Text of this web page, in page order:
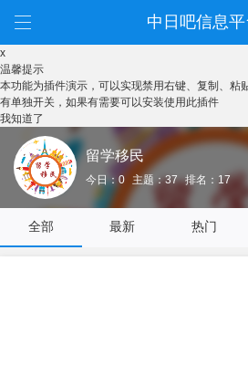
中日吧信息平
x
温馨提示
本功能为插件演示，可以实现禁用右键、复制、粘
有单独开关，如果有需要可以安装使用此插件
我知道了
留学移民
今日：0 主题：37 排名：17
全部 最新 热门